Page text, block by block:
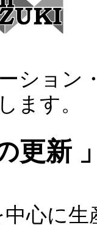
ション
ます。
更新
心に